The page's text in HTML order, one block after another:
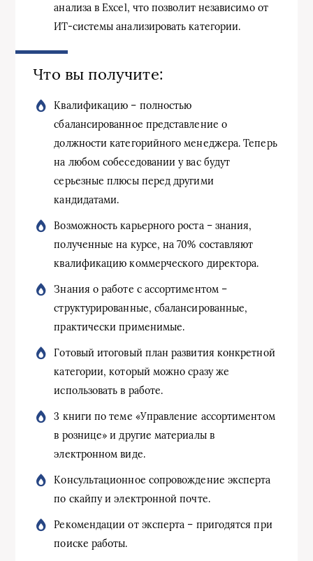
анализа в Excel, что позволит независимо от
ИТ-системы анализировать категории.
Что вы получите:
Квалификацию – полностью
сбалансированное представление о
должности категорийного менеджера. Теперь
на любом собеседовании у вас будут
серьезные плюсы перед другими
кандидатами.
Возможность карьерного роста – знания,
полученные на курсе, на 70% составляют
квалификацию коммерческого директора.
Знания о работе с ассортиментом –
структурированные, сбалансированные,
практически применимые.
Готовый итоговый план развития конкретной
категории, который можно сразу же
использовать в работе.
3 книги по теме «Управление ассортиментом
в рознице» и другие материалы в
электронном виде.
Консультационное сопровождение эксперта
по скайпу и электронной почте.
Рекомендации от эксперта – пригодятся при
поиске работы.